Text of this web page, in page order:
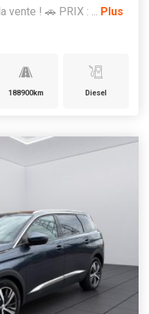
! 🚗 PRIX : ... Plus
188900km Diesel